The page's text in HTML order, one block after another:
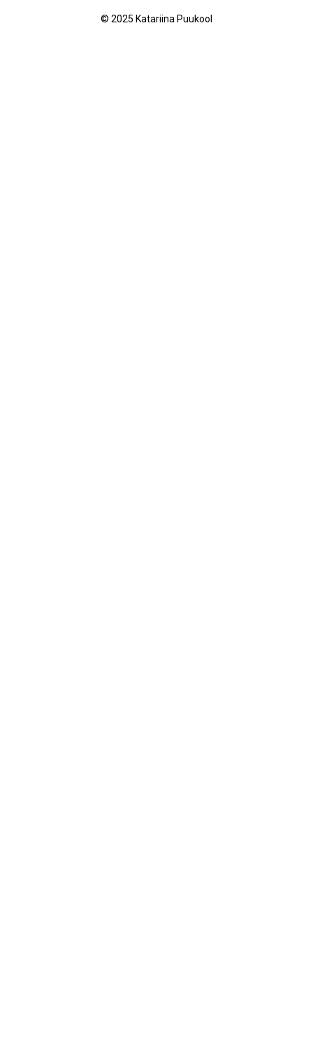
© 2025 Katariina Puukool